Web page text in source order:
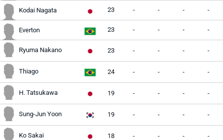
Kodai Nagata 23 - - - -
Everton 23 - - - -
Ryuma Nakano 23 - - - -
Thiago 24 - - - -
H. Tatsukawa 19 - - - -
Sung-Jun Yoon 19 - - - -
Ko Sakai 18 - - - -